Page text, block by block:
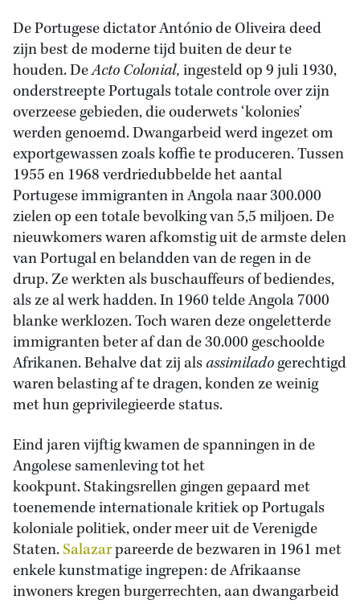
De Portugese dictator António de Oliveira deed
zijn best de moderne tijd buiten de deur te
houden. DeActo Colonial,ingesteld op 9 juli 1930,
onderstreepte Portugals totale controle over zijn
overzeese gebieden, die ouderwets ‘kolonies’
werden genoemd. Dwangarbeid werd ingezet om
exportgewassen zoals koffie te produceren. Tussen
1955 en 1968 verdriedubbelde het aantal
Portugese immigranten in Angola naar 300.000
zielen op een totale bevolking van 5,5 miljoen. De
nieuwkomers waren afkomstig uit de armste delen
van Portugal en belandden van de regen in de
drup. Ze werkten als buschauffeurs of bediendes,
als ze al werk hadden. In 1960 telde Angola 7000
blanke werklozen. Toch waren deze ongeletterde
immigranten beter af dan de 30.000 geschoolde
Afrikanen. Behalve dat zij alsassimiladogerechtigd
waren belasting af te dragen, konden ze weinig
met hun geprivilegieerde status.
Eind jaren vijftig kwamen de spanningen in de
Angolese samenleving tot het
kookpunt. Stakingsrellen gingen gepaard met
toenemende internationale kritiek op Portugals
koloniale politiek, onder meer uit de Verenigde
Staten.Salazarpareerde de bezwaren in 1961 met
enkele kunstmatige ingrepen: de Afrikaanse
inwoners kregen burgerrechten, aan dwangarbeid